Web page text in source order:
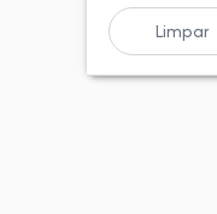
Limpar